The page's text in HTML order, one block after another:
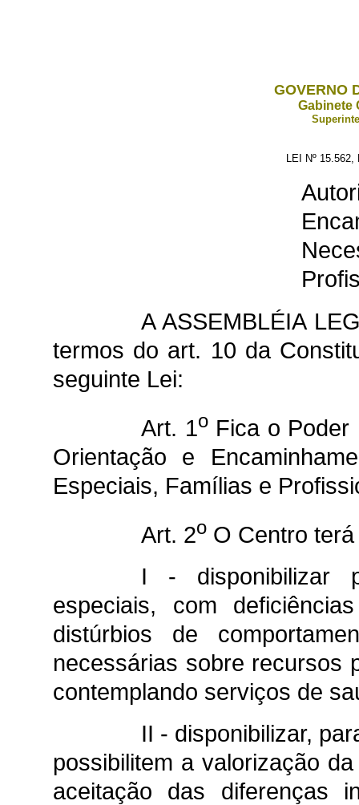
GOVERNO
Gabinete
LEI Nº
A ASSEMBLÉIA
termos do art. 10 da
seguinte Lei:
Art. 1oFica o Poder
Orientação e
Especiais, Famílias e
Art. 2o O Centro
I - disponibilizar
especiais, com
distúrbios de
necessárias sobre recursos
contemplando serviços de
II - disponibilizar,
possibilitem a valorização
aceitação das diferenças